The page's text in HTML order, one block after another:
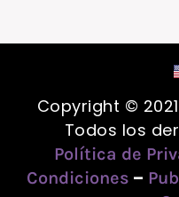
Copyright ©
Todos los
Política de
Condiciones –